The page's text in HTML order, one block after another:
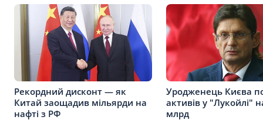
Рекордний дисконт — як
Китай заощадив мільярди на
нафті з РФ
Уродженець Києва
активів у "Лукойлі"
млрд